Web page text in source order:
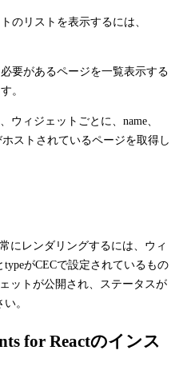
のリストを表示するには、
要があるページを一覧表示する
。
ウィジェットごとに、 name
ホストされているページを取得し
にレンダリングするには、ウィ
typeがCECで設定されているもの
ットが公開され、ステータスが
。
for Reactのインス